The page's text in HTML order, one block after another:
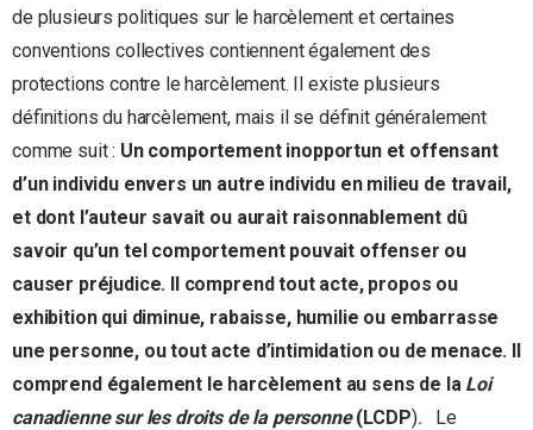
de plusieurs politiques sur le harcèlement et certaines
conventions collectives contiennent également des
protections contre le harcèlement. Il existe plusieurs
définitions du harcèlement, mais il se définit généralement
comme suit : Un comportement inopportun et offensant
d’un individu envers un autre individu en milieu de travail,
et dont l’auteur savait ou aurait raisonnablement dû
savoir qu’un tel comportement pouvait offenser ou
causer préjudice. Il comprend tout acte, propos ou
exhibition qui diminue, rabaisse, humilie ou embarrasse
une personne, ou tout acte d’intimidation ou de menace. Il
comprend également le harcèlement au sens de la Loi
canadienne sur les droits de la personne(LCDP).
Le